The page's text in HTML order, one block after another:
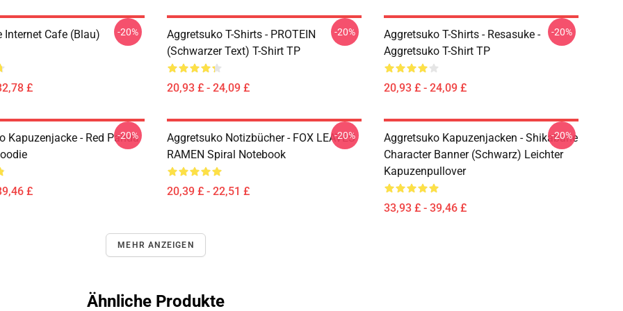
Internet Cafe (Blau)
£
-20%
Aggretsuko T-Shirts - PROTEIN
(schwarzer Text) T-Shirt TP
20,93 £ - 24,09 £
-20%
Aggretsuko T-Shirts - Resasuke -
Aggretsuko T-Shirt TP
20,93 £ - 24,09 £
-20%
Kapuzenjacke - Red Panda
£
-20%
Aggretsuko Notizbücher - FOX LEAVES
RAMEN Spiral Notebook
20,39 £ - 22,51 £
-20%
Aggretsuko Kapuzenjacken - Shikabane
Character Banner (Schwarz) Leichter
Kapuzenpullover
33,93 £ - 39,46 £
-20%
MEHR ANZEIGEN
Ähnliche Produkte